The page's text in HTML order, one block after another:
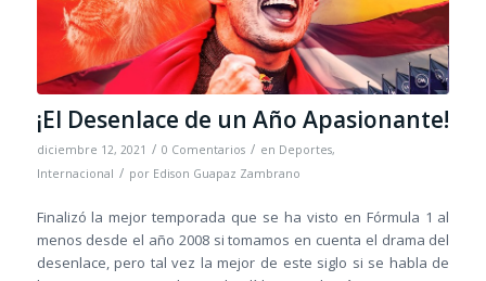
¡El Desenlace de un Año Apasionante!
diciembre 12, 2021 / 0 Comentarios / en Deportes,
Internacional / por Edison Guapaz Zambrano
Finalizó la mejor temporada que se ha visto en Fórmula 1 al
menos desde el año 2008 si tomamos en cuenta el drama del
desenlace, pero tal vez la mejor de este siglo si se habla de